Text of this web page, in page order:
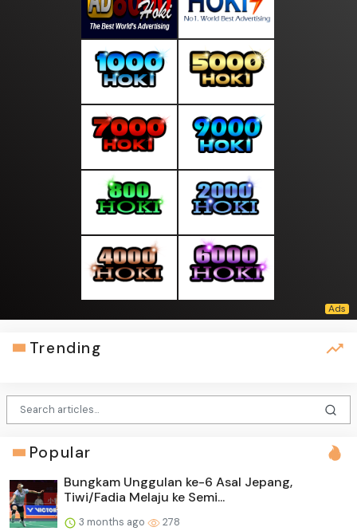
Trending
Popular
Bungkam Unggulan ke-6 Asal Jepang,
Tiwi/Fadia Melaju ke Semi...
3 months ago 278